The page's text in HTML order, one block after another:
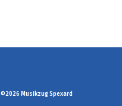
©2026 Musikzug Spexard